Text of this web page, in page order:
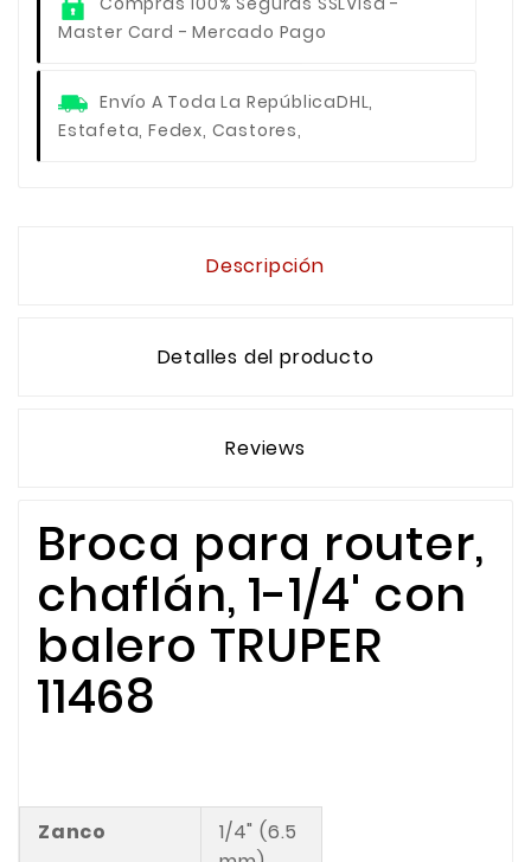
Master Card - Mercado Pago
Envío A Toda La RepúblicaDHL,
Estafeta, Fedex, Castores,
Descripción
Detalles del producto
Reviews
Broca para router,
chaflán, 1-1/4' con
balero TRUPER
11468
Zanco
1/4" (6.5